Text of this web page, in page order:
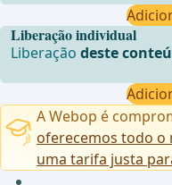
Liberação individual
Liberaçãodeste
A Webop é
oferecemos todo o
uma tarifa justa